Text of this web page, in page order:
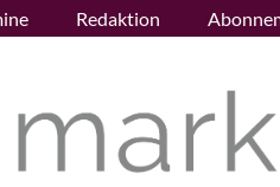
Redaktion